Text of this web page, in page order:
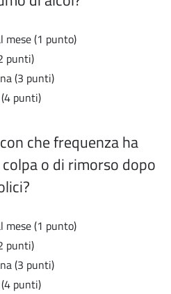
mese (1 punto)
punti)
(3 punti)
punti)
che frequenza ha
o di rimorso dopo
mese (1 punto)
punti)
(3 punti)
punti)